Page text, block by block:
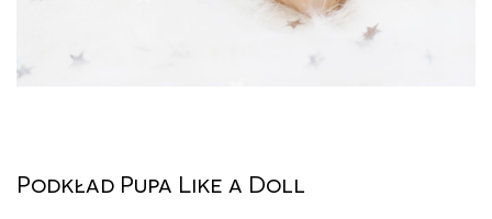
Podkład Pupa Like a Doll